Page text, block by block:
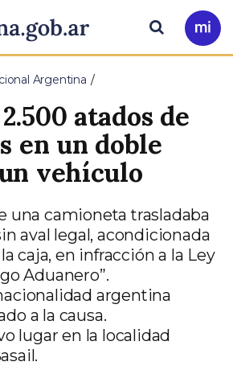
principal
Ir
a
Buscar
Argentina
atados de
en un doble
vehículo
una camioneta trasladaba
aval legal, acondicionada
caja, en infracción a la Ley
Aduanero”.
argentina
a la causa.
lugar en la localidad